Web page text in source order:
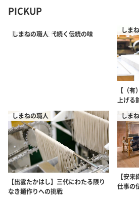
PICKUP
しまねの職人
【村田漁村】三代続く伝統の味 しま
【（
上げる
しまねの職人
【出雲たかはし】三代にわたる限り
なき麺作りへの挑戦
しま
【安
仕事の